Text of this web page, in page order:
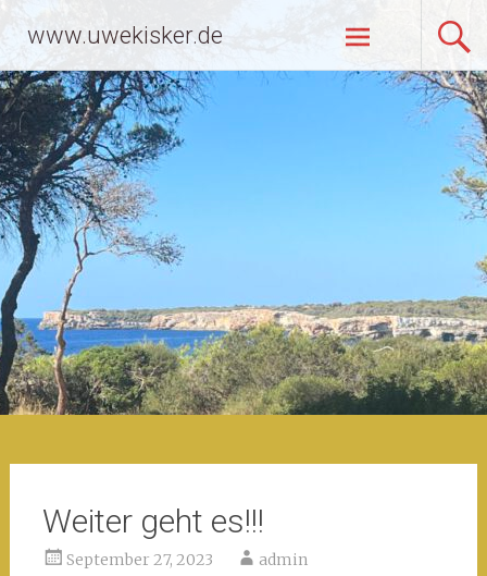
Inhalt
springen
www.uwekisker.de
Weiter geht es!!!
September 27, 2023 admin